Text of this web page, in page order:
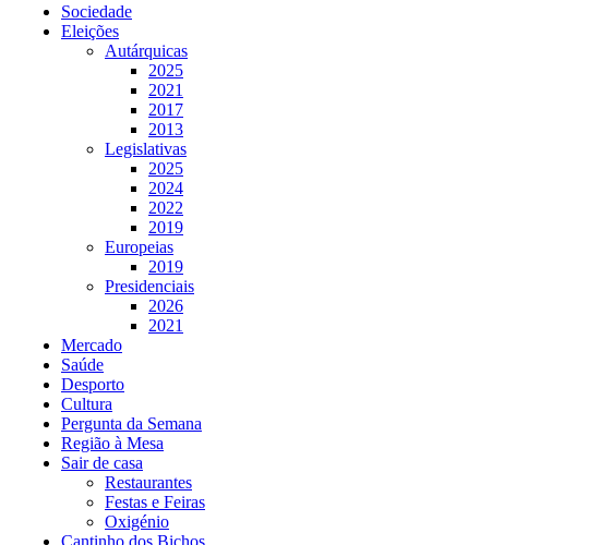
Sociedade
Eleições
Autárquicas
2025
2021
2017
2013
Legislativas
2025
2024
2022
2019
Europeias
2019
Presidenciais
2026
2021
Mercado
Saúde
Desporto
Cultura
Pergunta da Semana
Região à Mesa
Sair de casa
Restaurantes
Festas e Feiras
Oxigénio
Cantinho dos Bichos